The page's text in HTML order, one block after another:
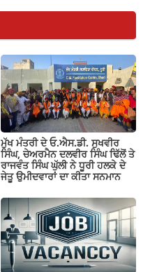
ਮੁੱਖ ਮੰਤਰੀ ਦੇ ਓ.ਐਸ.ਡੀ. ਸੁਖਵੀਰ
ਸਿੰਘ, ਚੇਅਰਮੈਨ ਦਲਵੀਰ ਸਿੰਘ ਢਿੱਲੋਂ ਤੇ
ਰਾਜਵੰਤ ਸਿੰਘ ਘੁੱਲੀ ਨੇ ਧੂਰੀ ਹਲਕੇ ਦੇ
ਜੇਤੂ ਉਮੀਦਵਾਰਾਂ ਦਾ ਕੀਤਾ ਸਨਮਾਨ